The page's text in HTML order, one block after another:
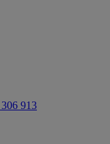
913